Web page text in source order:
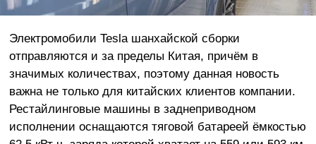
Электромобили Tesla шанхайской сборки
отправляются и за пределы Китая, причём в
значимых количествах, поэтому данная новость
важна не только для китайских клиентов компании.
Рестайлинговые машины в заднеприводном
исполнении оснащаются тяговой батареей ёмкостью